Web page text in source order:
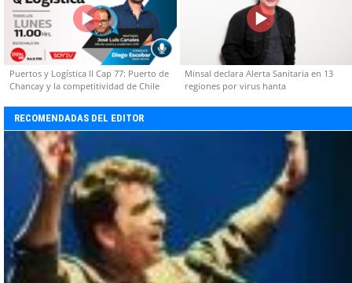
Puertos y Logística II Cap 77: Puerto de
Chancay y la competitividad de Chile
Minsal declara Alerta Sanitaria en 13
regiones por virus hanta
RECOMENDADAS DEL EDITOR